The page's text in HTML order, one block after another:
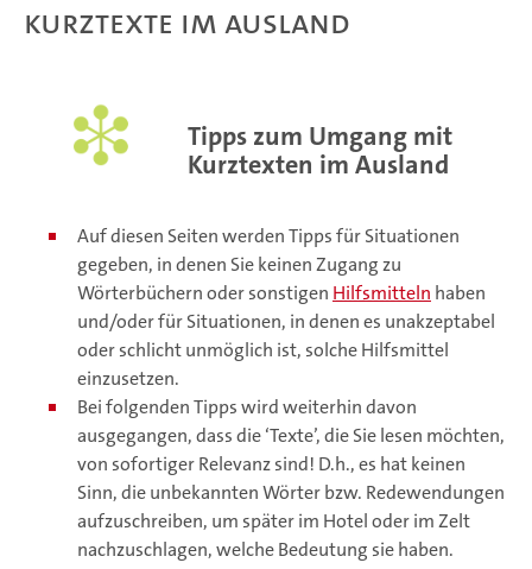
Kurztexte im Ausland
Tipps zum Umgang mit
Kurztexten im Ausland
Auf diesen Seiten werden Tipps für Situationen
gegeben, in denen Sie keinen Zugang zu
Wörterbüchern oder sonstigen Hilfsmitteln haben
und/oder für Situationen, in denen es unakzeptabel
oder schlicht unmöglich ist, solche Hilfsmittel
einzusetzen.
Bei folgenden Tipps wird weiterhin davon
ausgegangen, dass die ‘Texte’, die Sie lesen möchten,
von sofortiger Relevanz sind! D.h., es hat keinen
Sinn, die unbekannten Wörter bzw. Redewendungen
aufzuschreiben, um später im Hotel oder im Zelt
nachzuschlagen, welche Bedeutung sie haben.